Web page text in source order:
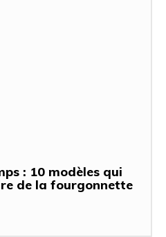
: 10 modèles qui
de la fourgonnette